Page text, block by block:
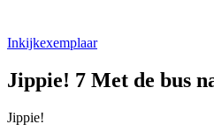
Inkijkexemplaar
Jippie! 7 Met de bus
Jippie!